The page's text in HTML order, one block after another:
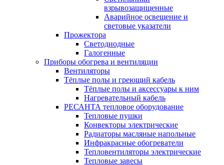
взрывозащищенные
Аварийное освещение и
световые указатели
Прожектора
Светодиодные
Галогенные
Приборы обогрева и вентиляции
Вентиляторы
Тёплые полы и греющий кабель
Тёплые полы и аксессуары к ним
Нагревательный кабель
РЕСАНТА тепловое оборудование
Тепловые пушки
Конвекторы электрические
Радиаторы масляные напольные
Инфракрасные обогреватели
Тепловентиляторы электрические
Тепловые завесы